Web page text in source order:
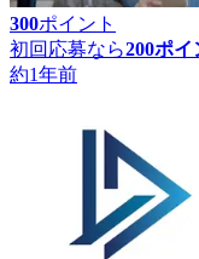
300ポイント
初回応募なら200ポイ
約1年前